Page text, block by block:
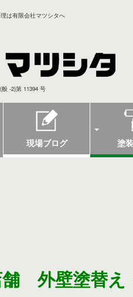
は有限会社マツシタへ
-2)第 11394 号
現場ブログ 塗
外壁塗替え